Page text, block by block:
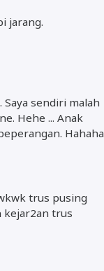
jarang.
Saya sendiri malah
Hehe ... Anak
Hahaha
trus pusing
kejar2an trus